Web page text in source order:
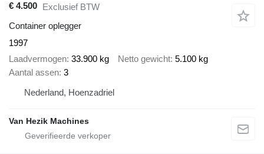
€ 4.500 Exclusief BTW
Container oplegger
1997
Laadvermogen 33.900 kg Netto gewicht 5.100 kg
Aantal assen 3
Nederland, Hoenzadriel
Van Hezik Machines